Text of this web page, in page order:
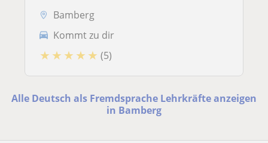
Bamberg
Kommt zu dir
★ ★ ★ ★ ★ (5)
Alle Deutsch als Fremdsprache Lehrkräfte anzeigen
in Bamberg